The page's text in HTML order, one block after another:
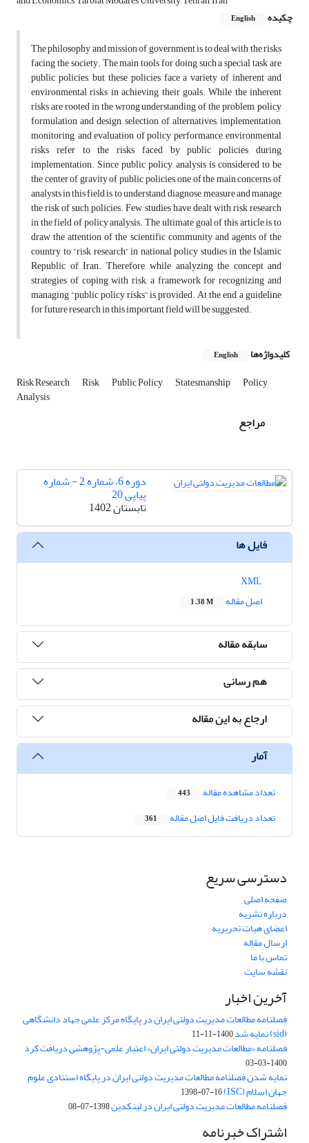
چکیده
English
The philosophy and mission of government is to deal with the risks
facing the society. The main tools for doing such a special task are
public policies, but these policies face a variety of inherent and
environmental risks in achieving their goals. While the inherent
risks are rooted in the wrong understanding of the problem, policy
formulation and design, selection of alternatives, implementation,
monitoring, and evaluation of policy performance, environmental
risks refer to the risks faced by public policies during
implementation. Since public policy analysis is considered to be
the center of gravity of public policies, one of the main concerns of
analysts in this field is to understand, diagnose, measure and manage
the risk of such policies. Few studies have dealt with risk research
in the field of policy analysis. The ultimate goal of this article is to
draw the attention of the scientific community and agents of the
country to “risk research” in national policy studies in the Islamic
Republic of Iran. Therefore, while analyzing the concept and
strategies of coping with risk, a framework for recognizing and
managing “public policy risks” is provided. At the end, a guideline
for future research in this important field will be suggested.
کلیدواژه‌ها English
Risk Research Risk Public Policy Statesmanship Policy
Analysis
مراجع
دوره 6، شماره 2 - شماره
پیاپی 20
تابستان 1402
فایل ها
اصل مقاله
1.38 M
سابقه مقاله
هم رسانی
ارجاع به این مقاله
آمار
تعداد مشاهده مقاله 443
تعداد دریافت فایل اصل مقاله 361
دسترسی سریع
صفحه اصلی
درباره نشریه
اعضای هیات تحریریه
ارسال مقاله
تماس با ما
نقشه سایت
آخرین اخبار
فصلنامه مطالعات مدیریت دولتی ایران در پایگاه مرکز علمی جهاد دانشگاهی
(sid) نمایه شد 1400-11-11
فصلنامه «مطالعات مدیریت دولتی ایران» اعتبار علمی-پژوهشی دریافت کرد
1400-03-03
نمایه شدن فصلنامه مطالعات مدیریت دولتی ایران در پایگاه استنادی علوم
جهان اسلام (ISC) 1398-07-16
فصلنامه مطالعات مدیریت دولتی ایران در لینکدین1398-07-08
اشتراک خبرنامه